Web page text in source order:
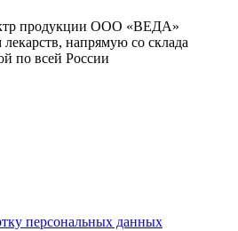
продукции ООО «ВЕДА»
напрямую со склада
по всей России
персональных данных